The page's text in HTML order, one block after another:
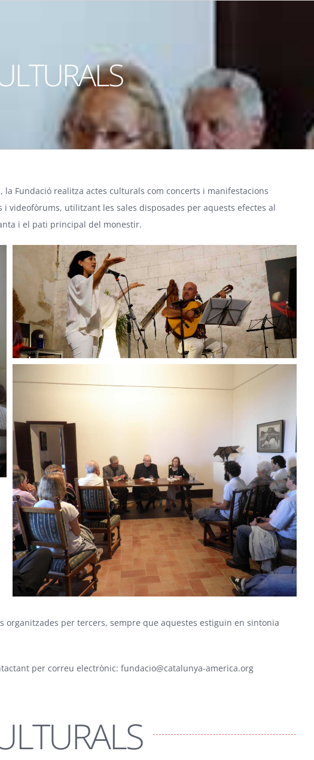
Fundació realitza actes culturals com concerts i manifestacions
videofòrums, utilitzant les sales disposades per aquests efectes al
i el pati principal del monestir.
organitzades per tercers, sempre que aquestes estiguin en sintonia
per correu electrònic: fundacio@catalunya-america.org